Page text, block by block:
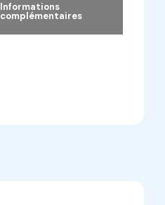
Informations
complémentaires